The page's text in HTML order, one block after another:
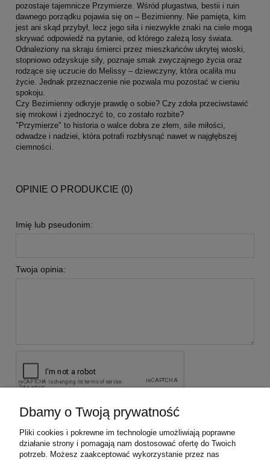
pozostaje tajemnicze Przymierze. Wśród plugastwa, bestii i ruin
dawnego porządku pojawia się on – Bezimienny. Nie pamięta, kim
jest ani skąd przybył, lecz jego siła i niezwykłe znaki na ciele mogą
skrywać odpowiedź na pytanie, od którego zależą losy świata.
Odnaleziony na skraju śmierci przez mieszkańców ukrytej wioski,
stopniowo odzyskuje siły, poznaje smak zwyczajnego życia oraz
rodzące się uczucie do Melissy – dziewczyny, która ocaliła mu
życie. Jednak przeznaczenie nie pozwala mu pozostać w cieniu
spokoju.
Czy Bezimienny odkryje prawdę o sobie? Czy zdoła przeciwstawić
się mrokowi i zjednoczyć to, co zostało rozbite?
"Przymierze" to historia o walce dobra ze złem, sile miłości,
odwadze i nadziei, która potrafi rozbłysnąć nawet w najgłębszej
ciemności.
OPINIE O PRODUKCIE (0)
Imię lub pseudonim:
Twoja opinia:
Dbamy o Twoją prywatność
Pliki cookies i pokrewne im technologie umożliwiają poprawne
działanie strony i pomagają nam dostosować ofertę do Twoich
potrzeb. Możesz zaakceptować wykorzystanie przez nas